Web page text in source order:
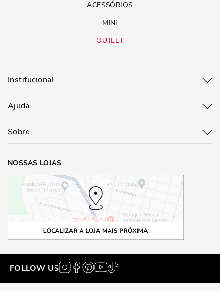
ACESSÓRIOS
MINI
OUTLET
Institucional
Ajuda
Sobre
NOSSAS LOJAS
FOLLOW US